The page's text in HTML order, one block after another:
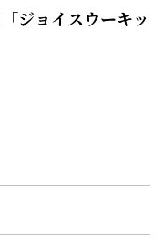
ジョイスウーキッ